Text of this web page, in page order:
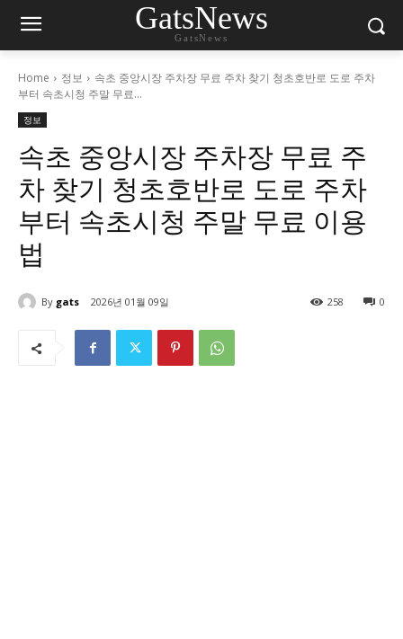
GatsNews
GatsNews
Home 정보
속초 중앙시장 주차장 무료 주차 찾기 청초호반로 도로 주차
부터 속초시청 주말 무료...
정보
속초 중앙시장 주차장 무료 주
차 찾기 청초호반로 도로 주차
부터 속초시청 주말 무료 이용
법
By gats 2026년 01월 09일 0
258